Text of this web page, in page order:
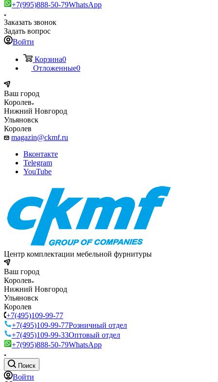
+7(995)888-50-79WhatsApp
Заказать звонок
Задать вопрос
Войти
Корзина0
Отложенные0
Ваш город
Королев
Нижний Новгород
Ульяновск
Королев
magazin@ckmf.ru
Вконтакте
Telegram
YouTube
Центр комплектации мебельной фурнитуры
Ваш город
Королев
Нижний Новгород
Ульяновск
Королев
+7(495)109-99-77
+7(495)109-99-77Розничный отдел
+7(495)109-99-33Оптовый отдел
+7(995)888-50-79WhatsApp
Поиск
Войти